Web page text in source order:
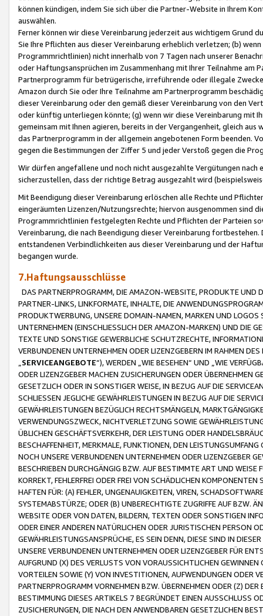
können kündigen, indem Sie sich über die Partner-Website in Ihrem
auswählen.
Ferner können wir diese Vereinbarung jederzeit aus wichtigem Grund
Sie Ihre Pflichten aus dieser Vereinbarung erheblich verletzen; (b)
Programmrichtlinien) nicht innerhalb von 7 Tagen nach unserer
oder Haftungsansprüchen im Zusammenhang mit Ihrer Teilnahme am
Partnerprogramm für betrügerische, irreführende oder illegale
Amazon durch Sie oder Ihre Teilnahme am Partnerprogramm
dieser Vereinbarung oder den gemäß dieser Vereinbarung von den
oder künftig unterliegen könnte; (g) wenn wir diese Vereinbarung mit
gemeinsam mit Ihnen agieren, bereits in der Vergangenheit, gleich
das Partnerprogramm in der allgemein angebotenen Form beenden.
gegen die Bestimmungen der Ziffer 5 und jeder Verstoß gegen die
Wir dürfen angefallene und noch nicht ausgezahlte Vergütungen
sicherzustellen, dass der richtige Betrag ausgezahlt wird
Mit Beendigung dieser Vereinbarung erlöschen alle Rechte und
eingeräumten Lizenzen/Nutzungsrechte; hiervon ausgenommen sind
Programmrichtlinien festgelegten Rechte und Pflichten der Parteien
Vereinbarung, die nach Beendigung dieser Vereinbarung
entstandenen Verbindlichkeiten aus dieser Vereinbarung und der
begangen wurde.
7.Haftungsausschlüsse
DAS PARTNERPROGRAMM, DIE AMAZON-WEBSITE, PRODUKTE UND
PARTNER-LINKS, LINKFORMATE, INHALTE, DIE
PRODUKTWERBUNG, UNSERE DOMAIN-NAMEN, MARKEN UND
UNTERNEHMEN (EINSCHLIESSLICH DER AMAZON-MARKEN) UND DIE
TEXTE UND SONSTIGE GEWERBLICHE SCHUTZRECHTE,
VERBUNDENEN UNTERNEHMEN ODER LIZENZGEBERN IM RAHMEN
SERVICEANGEBOTE“), WERDEN „WIE BESEHEN“ UND „WIE
ODER LIZENZGEBER MACHEN ZUSICHERUNGEN ODER ÜBERNEHMEN
GESETZLICH ODER IN SONSTIGER WEISE, IN BEZUG AUF DIE
SCHLIESSEN JEGLICHE GEWÄHRLEISTUNGEN IN BEZUG AUF DIE
GEWÄHRLEISTUNGEN BEZÜGLICH RECHTSMÄNGELN,
VERWENDUNGSZWECK, NICHTVERLETZUNG SOWIE
ÜBLICHEN GESCHÄFTSVERKEHR, DER LEISTUNG ODER
BESCHAFFENHEIT, MERKMALE, FUNKTIONEN, DEN
NOCH UNSERE VERBUNDENEN UNTERNEHMEN ODER LIZENZGEBER
BESCHRIEBEN DURCHGÄNGIG BZW. AUF BESTIMMTE ART UND
KORREKT, FEHLERFREI ODER FREI VON SCHÄDLICHEN
HAFTEN FÜR: (A) FEHLER, UNGENAUIGKEITEN, VIREN,
SYSTEMABSTÜRZE; ODER (B) UNBERECHTIGTE ZUGRIFFE AUF BZW.
WEBSITE ODER VON DATEN, BILDERN, TEXTEN ODER SONSTIGEN
ODER EINER ANDEREN NATÜRLICHEN ODER JURISTISCHEN PERSON
GEWÄHRLEISTUNGSANSPRÜCHE, ES SEIN DENN, DIESE SIND IN
UNSERE VERBUNDENEN UNTERNEHMEN ODER LIZENZGEBER FÜR
AUFGRUND (X) DES VERLUSTS VON VORAUSSICHTLICHEN
VORTEILEN SOWIE (Y) VON INVESTITIONEN, AUFWENDUNGEN ODER
PARTNERPROGRAMM VORNEHMEN BZW. ÜBERNEHMEN ODER (Z)
BESTIMMUNG DIESES ARTIKELS 7 BEGRÜNDET EINEN AUSSCHLUSS
ZUSICHERUNGEN, DIE NACH DEN ANWENDBAREN GESETZLICHEN